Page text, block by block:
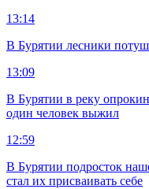
13:14
В Бурятии лесники
13:09
В Бурятии в реку
один человек выжил
12:59
В Бурятии подросток
стал их присваивать себе